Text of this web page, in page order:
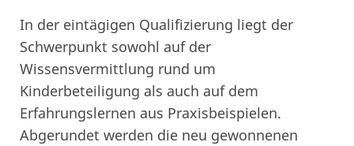
In der eintägigen Qualifizierung liegt der
Schwerpunkt sowohl auf der
Wissensvermittlung rund um
Kinderbeteiligung als auch auf dem
Erfahrungslernen aus Praxisbeispielen.
Abgerundet werden die neu gewonnenen